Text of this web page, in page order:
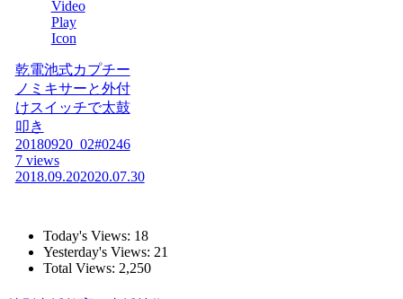
乾電池式カプチー
ノミキサーと外付
けスイッチで太鼓
叩き
20180920_02#0246
7 views
2018.09.202020.07.30
Today's Views: 18
Yesterday's Views: 21
Total Views: 2,250